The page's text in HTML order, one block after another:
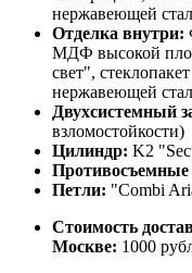
нержавеющей
Отделка внутри:
МДФ высокой
свет",
нержавеющей
Двухсистемный
взломостойкости)
Цилиндр: K2
Противосъемные
Петли: "Combi
Стоимость
Москве: 1000